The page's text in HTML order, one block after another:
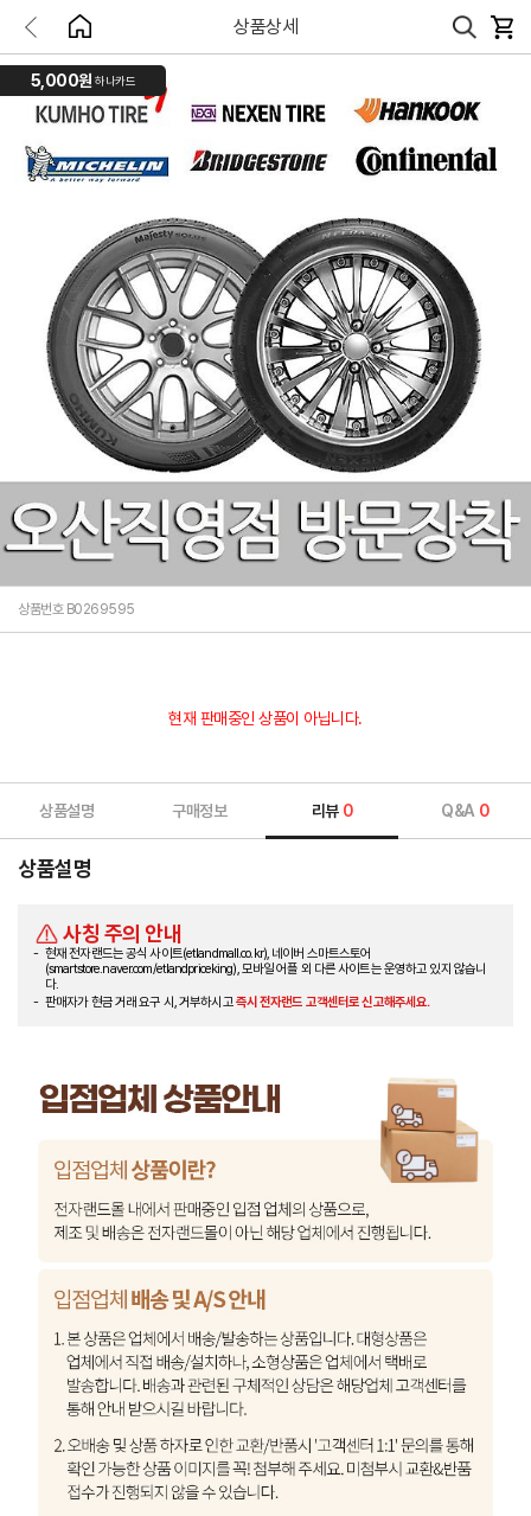
상품상세
5,000원 하나카드
상품번호 B0269595
현재 판매중인 상품이 아닙니다.
상품설명 구매정보 리뷰 0 Q&A 0
상품설명
사칭 주의 안내
현재 전자랜드는 공식 사이트(etlandmall.co.kr), 네이버 스마트스토어
(smartstore.naver.com/etlandpriceking), 모바일 어플 외 다른 사이트는 운영하고 있지 않습니
다.
판매자가 현금 거래 요구 시, 거부하시고즉시 전자랜드 고객센터로 신고해주세요.